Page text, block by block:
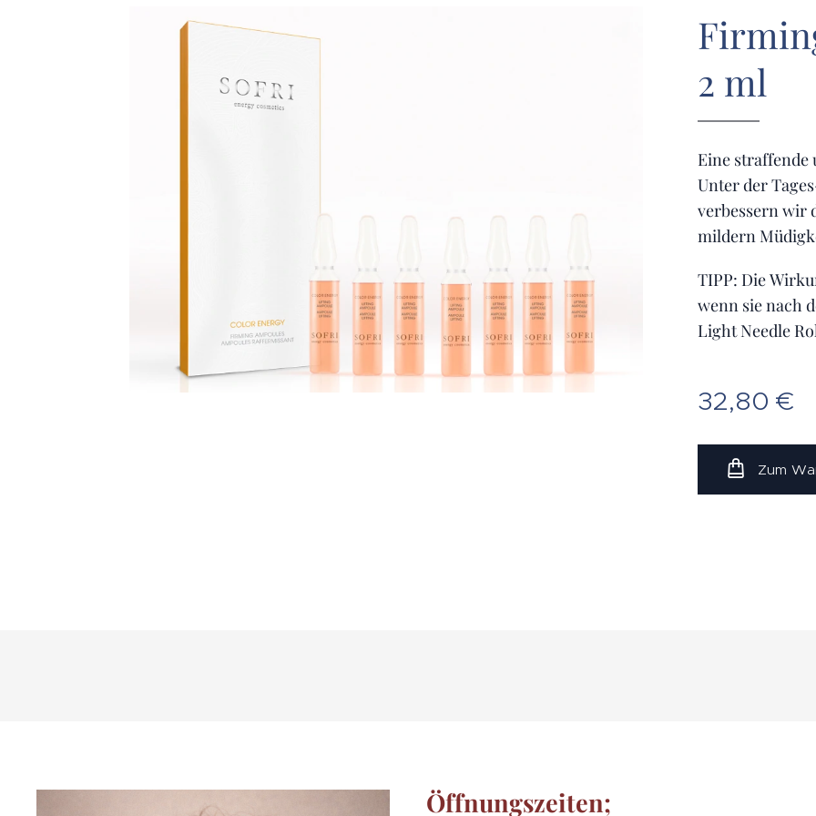
2 ml
Eine straffende
Unter der
verbessern wir
mildern
TIPP: Die
wenn sie nach
Light Needle
32,80 €
Zum
Öffnungszeiten;